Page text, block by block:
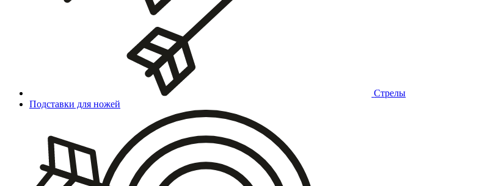
Стрелы
Подставки для ножей